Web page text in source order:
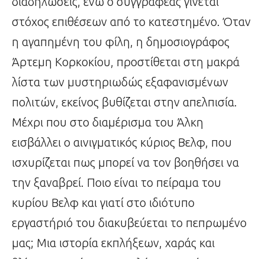
στόχος επιθέσεων από το κατεστημένο. Όταν
η αγαπημένη του φίλη, η δημοσιογράφος
Άρτεμη Κορκοκίου, προστίθεται στη μακρά
λίστα των μυστηριωδώς εξαφανισμένων
πολιτών, εκείνος βυθίζεται στην απελπισία.
Μέχρι που στο διαμέρισμα του Άλκη
εισβάλλει ο αινιγματικός κύριος Βελφ, που
ισχυρίζεται πως μπορεί να τον βοηθήσει να
την ξαναβρεί. Ποιο είναι το πείραμα του
κυρίου Βελφ και γιατί στο ιδιότυπο
εργαστήριό του διακυβεύεται το πεπρωμένο
μας; Μια ιστορία εκπλήξεων, χαράς και